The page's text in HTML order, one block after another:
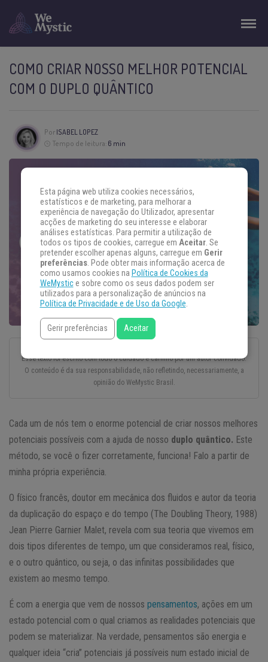
COMO CRIAR NOSSO MELHOR POTENCIAL
COM O DUPLO QUÂNTICO
Por ISABEL LOPEZ
Tempo de leitura: 6 min
Esse texto foi escrito com todo o cuidado e carinho por um autor convidado.
O conteúdo é da sua responsabilidade, não refletindo, necessariamente, a
opinião do WeMystic Brasil.
Cada um de nós tem o enorme potencial de criar nossos melhores
potenciais possíveis com a ajuda de nosso duplo quântico. Este
método, se você o fizer corretamente, funciona! Falo a partir de
minha própria experiência.
O físico francês, doutor em mecânica dos fluidos e autor da teoria
da duplicação do espaço e do tempo (The Doubling Theory, 1988)
Jean Pierre Garnier Malet, revela com sua teoria que vivemos em
dois tipos diferentes de tempo, um que consideramos real, físico,
e o outro quântico, ou seja, o das infinitas possibilidades que
existem ao mesmo tempo.
É com a energia que vem de nossos pensamentos, ações em um
estado potencial com o qual criamos as realidades potenciais que
podem se materializar. Na verdade, pensamentos são energia e
qualquer ideia “cria” potenciais já possíveis num estado inicial de
Esta página web utiliza cookies necessários,
estatísticos e de marketing, para melhorar a
experiência de navegação do Utilizador, apresentar
acções de marketing do seu interesse e elaborar
análises estatísticas. Para permitir a utilização de
todos os tipos de cookies, carregue em Aceitar. Se
pretender escolher apenas alguns, carregue em Gerir
preferências. Pode obter mais informação acerca de
como usamos cookies na Política de Cookies da
WeMystice sobre como os seus dados podem ser
utilizados para a personalização de anúncios na
Política de Privacidade e de Uso da Google.
Gerir preferências Aceitar